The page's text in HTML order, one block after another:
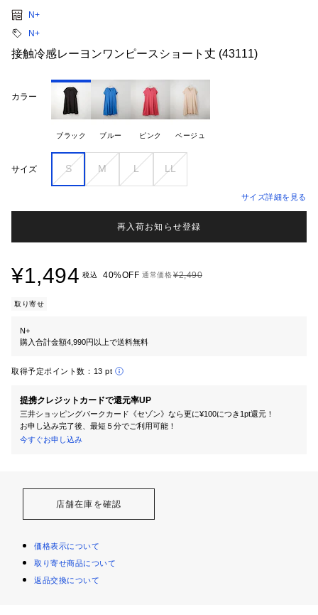
N+
N+
接触冷感レーヨンワンピースショート丈 (43111)
カラー
ブラック ブルー ピンク ベージュ
サイズ S M L LL
サイズ詳細を見る
再入荷お知らせ登録
¥1,494 税込 40%OFF 通常価格¥2,490
取り寄せ
N+
購入合計金額4,990円以上で送料無料
取得予定ポイント数： 13 pt
提携クレジットカードで還元率UP
三井ショッピングパークカード《セゾン》なら更に¥100につき1pt還元！
お申し込み完了後、最短５分でご利用可能！
今すぐお申し込み
店舗在庫を確認
価格表示について
取り寄せ商品について
返品交換について